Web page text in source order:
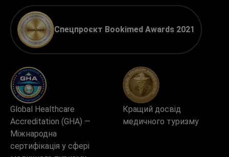
Спецпроєкт Bookimed Awards 2021
Global Healthcare
Accreditation (GHA) —
Міжнародна
сертифікація у сфері
Кращий досвід
медичного туризму